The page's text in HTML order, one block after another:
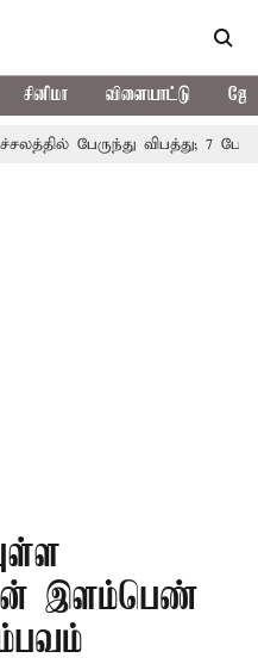
சினிமா விளையாட்டு
பேருந்து விபத்து; 7 பேர் பலி
இளம்பெண்